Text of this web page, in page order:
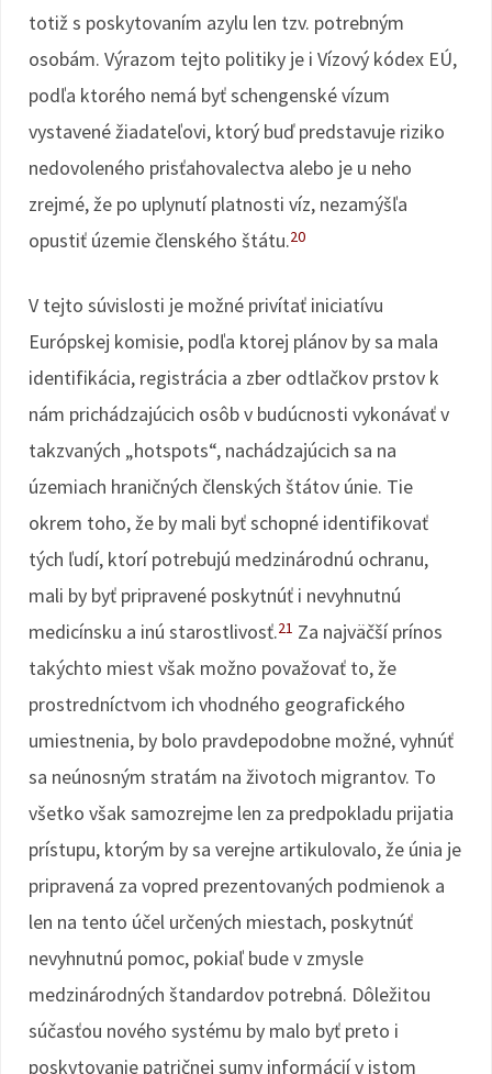
totiž s poskytovaním azylu len tzv. potrebným
osobám. Výrazom tejto politiky je i Vízový kódex EÚ,
podľa ktorého nemá byť schengenské vízum
vystavené žiadateľovi, ktorý buď predstavuje riziko
nedovoleného prisťahovalectva alebo je u neho
zrejmé, že po uplynutí platnosti víz, nezamýšľa
opustiť územie členského štátu.20
V tejto súvislosti je možné privítať iniciatívu
Európskej komisie, podľa ktorej plánov by sa mala
identifikácia, registrácia a zber odtlačkov prstov k
nám prichádzajúcich osôb v budúcnosti vykonávať v
takzvaných „hotspots“, nachádzajúcich sa na
územiach hraničných členských štátov únie. Tie
okrem toho, že by mali byť schopné identifikovať
tých ľudí, ktorí potrebujú medzinárodnú ochranu,
mali by byť pripravené poskytnúť i nevyhnutnú
medicínsku a inú starostlivosť.21 Za najväčší prínos
takýchto miest však možno považovať to, že
prostredníctvom ich vhodného geografického
umiestnenia, by bolo pravdepodobne možné, vyhnúť
sa neúnosným stratám na životoch migrantov. To
všetko však samozrejme len za predpokladu prijatia
prístupu, ktorým by sa verejne artikulovalo, že únia je
pripravená za vopred prezentovaných podmienok a
len na tento účel určených miestach, poskytnúť
nevyhnutnú pomoc, pokiaľ bude v zmysle
medzinárodných štandardov potrebná. Dôležitou
súčasťou nového systému by malo byť preto i
poskytovanie patričnej sumy informácií v istom